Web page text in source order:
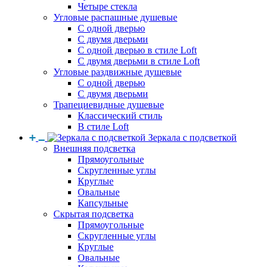
Четыре стекла
Угловые распашные душевые
С одной дверью
С двумя дверьми
С одной дверью в стиле Loft
С двумя дверьми в стиле Loft
Угловые раздвижные душевые
С одной дверью
С двумя дверьми
Трапециевидные душевые
Классический стиль
В стиле Loft
Зеркала с подсветкой
Внешняя подсветка
Прямоугольные
Скругленные углы
Круглые
Овальные
Капсульные
Скрытая подсветка
Прямоугольные
Скругленные углы
Круглые
Овальные